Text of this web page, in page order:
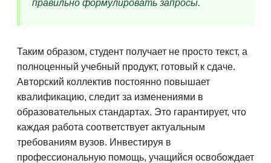
правильно формулировать запросы.
Таким образом, студент получает не просто текст, а
полноценный учебный продукт, готовый к сдаче.
Авторский коллектив постоянно повышает
квалификацию, следит за изменениями в
образовательных стандартах. Это гарантирует, что
каждая работа соответствует актуальным
требованиям вузов. Инвестируя в
профессиональную помощь, учащийся освобождает